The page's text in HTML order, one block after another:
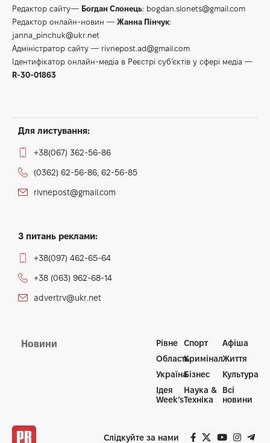
Редактор сайту— Богдан Слонець: bogdan.slonets@gmail.com
Редактор онлайн-новин — Жанна Пінчук:
janna_pinchuk@ukr.net
Адміністратор сайту — rivnepost.ad@gmail.com
Ідентифікатор онлайн-медіа в Реєстрі суб’єктів у сфері медіа —
R-30-01863
Для листування:
+38(067) 362-56-86
(0362) 62-56-86, 62-56-85
rivnepost@gmail.com
З питань реклами:
+38(097) 462-65-64
+38 (063) 962-68-14
advertrv@ukr.net
Новини
Рівне
Область
Україна
Ідея
Week’s
Спорт
Кримінал
Бізнес
Наука &
Техніка
Афіша
Життя
Культура
Всі
новини
Слідкуйте за нами